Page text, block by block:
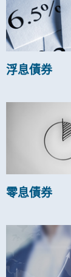
浮息債券
零息債券